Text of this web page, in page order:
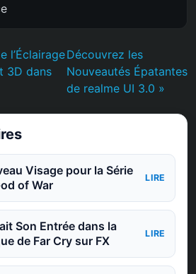
l’Éclairage
3D dans
Découvrez les
Nouveautés Épatantes
de realme UI 3.0 »
Visage pour la Série
of War
LIRE
Son Entrée dans la
de Far Cry sur FX
LIRE